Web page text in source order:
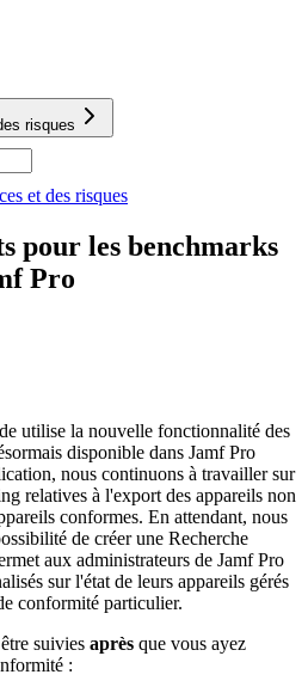
risques
et des risques
pour les benchmarks
Pro
utilise la nouvelle fonctionnalité des
disponible dans Jamf Pro
nous continuons à travailler sur
relatives à l'export des appareils non
conformes. En attendant, nous
de créer une Recherche
aux administrateurs de Jamf Pro
sur l'état de leurs appareils gérés
conformité particulier.
suivies après que vous ayez
: